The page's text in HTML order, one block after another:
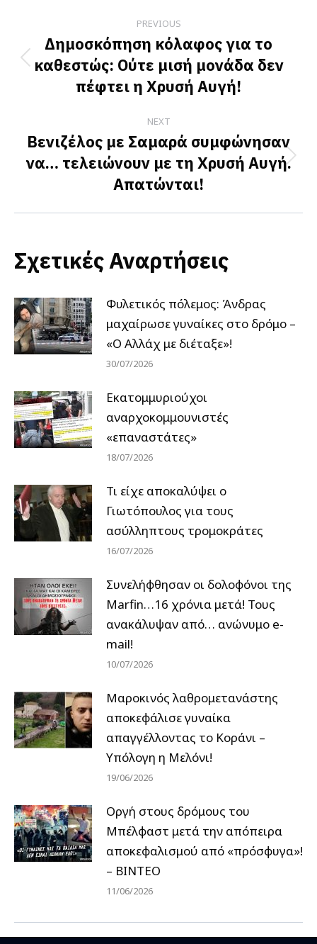
navigation
PREVIOUS
Previous
post:
Δημοσκόπηση κόλαφος για το
καθεστώς: Ούτε μισή μονάδα δεν
πέφτει η Χρυσή Αυγή!
NEXT
Next
post:
Βενιζέλος με Σαμαρά συμφώνησαν
να… τελειώνουν με τη Χρυσή Αυγή.
Απατώνται!
Σχετικές Αναρτήσεις
Φυλετικός πόλεμος: Άνδρας
μαχαίρωσε γυναίκες στο δρόμο –
«Ο Αλλάχ με διέταξε»!
30/07/2026
Εκατομμυριούχοι
αναρχοκομμουνιστές
«επαναστάτες»
18/07/2026
Τι είχε αποκαλύψει ο
Γιωτόπουλος για τους
ασύλληπτους τρομοκράτες
16/07/2026
Συνελήφθησαν οι δολοφόνοι της
Marfin…16 χρόνια μετά! Τους
ανακάλυψαν από… ανώνυμο e-
mail!
10/07/2026
Μαροκινός λαθρομετανάστης
αποκεφάλισε γυναίκα
απαγγέλλοντας το Κοράνι –
Υπόλογη η Μελόνι!
19/06/2026
Οργή στους δρόμους του
Μπέλφαστ μετά την απόπειρα
αποκεφαλισμού από «πρόσφυγα»!
– ΒΙΝΤΕΟ
11/06/2026